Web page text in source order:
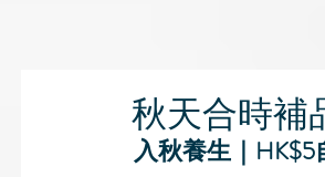
秋天合時補
入秋養生｜